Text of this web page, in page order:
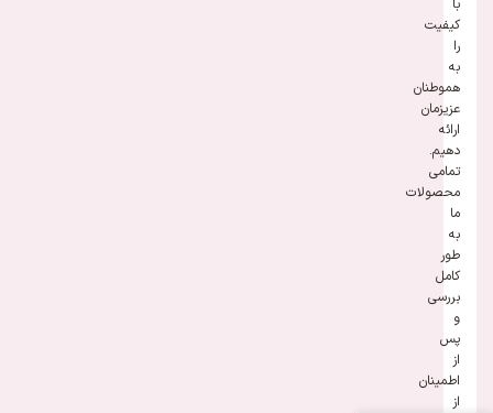
کیفیت
را
به
هموطنان
عزیزمان
ارائه
دهیم.
تمامی
محصولات
ما
به
طور
کامل
بررسی
و
پس
از
اطمینان
از